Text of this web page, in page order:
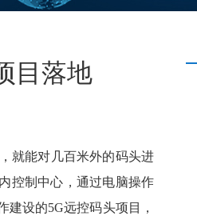
目落地
就能对几百米外的码头进
控制中心，通过电脑操作
设的5G远控码头项目，